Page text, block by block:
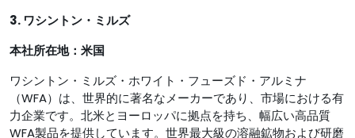
3. ワシントン・ミルズ
本社所在地：米国
ワシントン・ミルズ・ホワイト・フューズド・アルミナ
（WFA）は、世界的に著名なメーカーであり、市場における有
力企業です。北米とヨーロッパに拠点を持ち、幅広い高品質
WFA製品を提供しています。世界最大級の溶融鉱物および研磨